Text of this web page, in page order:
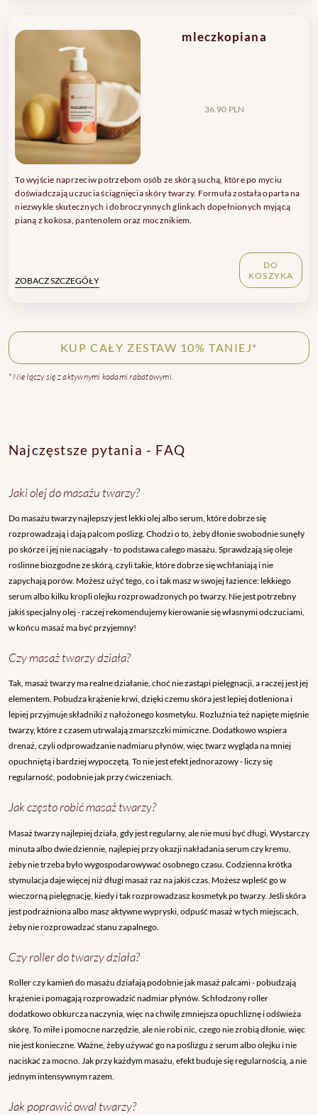
mleczkopiana
36.90 PLN
To wyjście naprzeciw potrzebom osób ze skórą suchą, które po myciu
doświadczają uczucia ściągnięcia skóry twarzy. Formuła została oparta na
niezwykle skutecznych i dobroczynnych glinkach dopełnionych myjącą
pianą z kokosa, pantenolem oraz mocznikiem.
ZOBACZ SZCZEGÓŁY
DO
KOSZYKA
KUP CAŁY ZESTAW 10% TANIEJ*
* Nie łączy się z aktywnymi kodami rabatowymi.
Najczęstsze pytania - FAQ
Jaki olej do masażu twarzy?
Do masażu twarzy najlepszy jest lekki olej albo serum, które dobrze się
rozprowadzają i dają palcom poślizg. Chodzi o to, żeby dłonie swobodnie sunęły
po skórze i jej nie naciągały - to podstawa całego masażu. Sprawdzają się oleje
roślinne biozgodne ze skórą, czyli takie, które dobrze się wchłaniają i nie
zapychają porów. Możesz użyć tego, co i tak masz w swojej łazience: lekkiego
serum albo kilku kropli olejku rozprowadzonych po twarzy. Nie jest potrzebny
jakiś specjalny olej - raczej rekomendujemy kierowanie się własnymi odczuciami,
w końcu masaż ma być przyjemny!
Czy masaż twarzy działa?
Tak, masaż twarzy ma realne działanie, choć nie zastąpi pielęgnacji, a raczej jest jej
elementem. Pobudza krążenie krwi, dzięki czemu skóra jest lepiej dotleniona i
lepiej przyjmuje składniki z nałożonego kosmetyku. Rozluźnia też napięte mięśnie
twarzy, które z czasem utrwalają zmarszczki mimiczne. Dodatkowo wspiera
drenaż, czyli odprowadzanie nadmiaru płynów, więc twarz wygląda na mniej
opuchniętą i bardziej wypoczętą. To nie jest efekt jednorazowy - liczy się
regularność, podobnie jak przy ćwiczeniach.
Jak często robić masaż twarzy?
Masaż twarzy najlepiej działa, gdy jest regularny, ale nie musi być długi. Wystarczy
minuta albo dwie dziennie, najlepiej przy okazji nakładania serum czy kremu,
żeby nie trzeba było wygospodarowywać osobnego czasu. Codzienna krótka
stymulacja daje więcej niż długi masaż raz na jakiś czas. Możesz wpleść go w
wieczorną pielęgnację, kiedy i tak rozprowadzasz kosmetyk po twarzy. Jeśli skóra
jest podrażniona albo masz aktywne wypryski, odpuść masaż w tych miejscach,
żeby nie rozprowadzać stanu zapalnego.
Czy roller do twarzy działa?
Roller czy kamień do masażu działają podobnie jak masaż palcami - pobudzają
krążenie i pomagają rozprowadzić nadmiar płynów. Schłodzony roller
dodatkowo obkurcza naczynia, więc na chwilę zmniejsza opuchliznę i odświeża
skórę. To miłe i pomocne narzędzie, ale nie robi nic, czego nie zrobią dłonie, więc
nie jest konieczne. Ważne, żeby używać go na poślizgu z serum albo olejku i nie
naciskać za mocno. Jak przy każdym masażu, efekt buduje się regularnością, a nie
jednym intensywnym razem.
Jak poprawić owal twarzy?